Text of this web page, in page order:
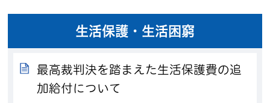
生活保護・生活困窮
最高裁判決を踏まえた生活保護費の追
加給付について